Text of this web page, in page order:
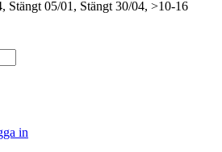
Stängt 05/01, Stängt 30/04, >10-16
in